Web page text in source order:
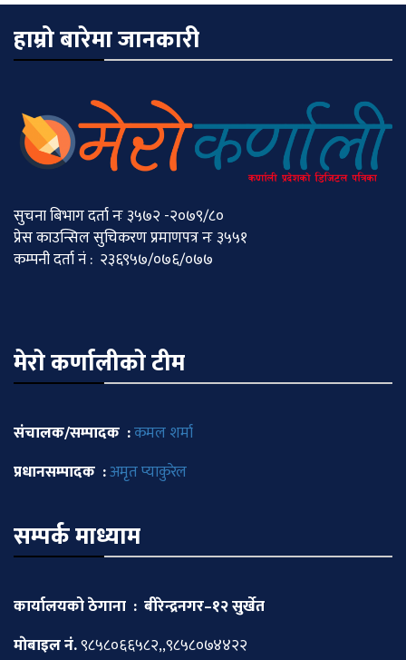
हाम्रो बारेमा जानकारी
सुचना बिभाग दर्ता नः ३५७२ -२०७९/८०
प्रेस काउन्सिल सुचिकरण प्रमाणपत्र नः ३५५१
कम्पनी दर्ता नं : २३६९५७/०७६/०७७
मेराे कर्णालीकाे टीम
संचालक/सम्पादक :कमल शर्मा
प्रधानसम्पादक :अमृत प्याकुरेल
सम्पर्क माध्याम
कार्यालयको ठेगाना : बीरेन्द्रनगर–१२ सुर्खेत
माेबाइल नं.९८५८०६६५८२,,९८५८०७४४२२